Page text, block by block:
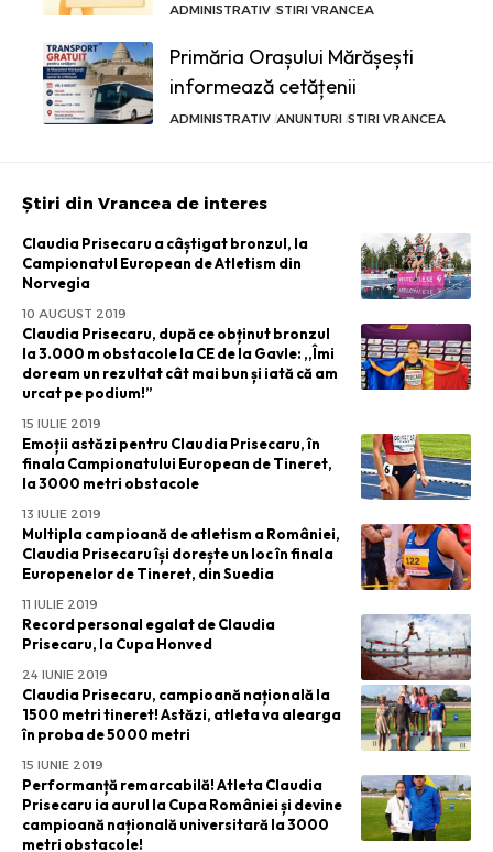
ADMINISTRATIV STIRI VRANCEA
Primăria Orașului Mărășești
informează cetățenii
ADMINISTRATIV ANUNTURI STIRI VRANCEA
Știri din Vrancea de interes
Claudia Prisecaru a câștigat bronzul, la
Campionatul European de Atletism din
Norvegia
10 AUGUST 2019
Claudia Prisecaru, după ce obținut bronzul
la 3.000 m obstacole la CE de la Gavle: ,,Îmi
doream un rezultat cât mai bun și iată că am
urcat pe podium!”
15 IULIE 2019
Emoții astăzi pentru Claudia Prisecaru, în
finala Campionatului European de Tineret,
la 3000 metri obstacole
13 IULIE 2019
Multipla campioană de atletism a României,
Claudia Prisecaru își dorește un loc în finala
Europenelor de Tineret, din Suedia
11 IULIE 2019
Record personal egalat de Claudia
Prisecaru, la Cupa Honved
24 IUNIE 2019
Claudia Prisecaru, campioană națională la
1500 metri tineret! Astăzi, atleta va alearga
în proba de 5000 metri
15 IUNIE 2019
Performanță remarcabilă! Atleta Claudia
Prisecaru ia aurul la Cupa României și devine
campioană națională universitară la 3000
metri obstacole!